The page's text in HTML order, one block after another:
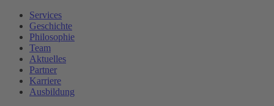
Services
Geschichte
Philosophie
Team
Aktuelles
Partner
Karriere
Ausbildung